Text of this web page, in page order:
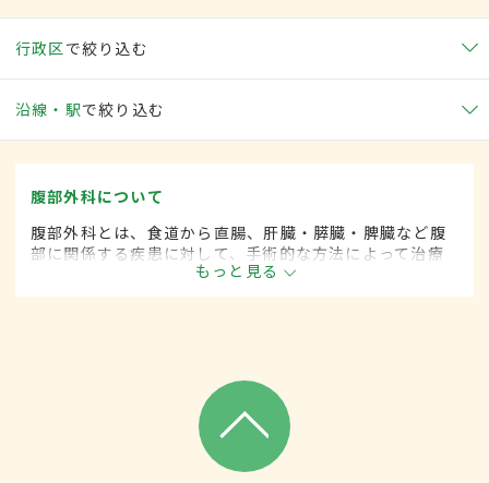
行政区で絞り込む
沿線・駅で絞り込む
腹部外科について
腹部外科とは、食道から直腸、肝臓・膵臓・脾臓など腹
部に関係する疾患に対して、手術的な方法によって治療
する外科の一領域です。もっと見る